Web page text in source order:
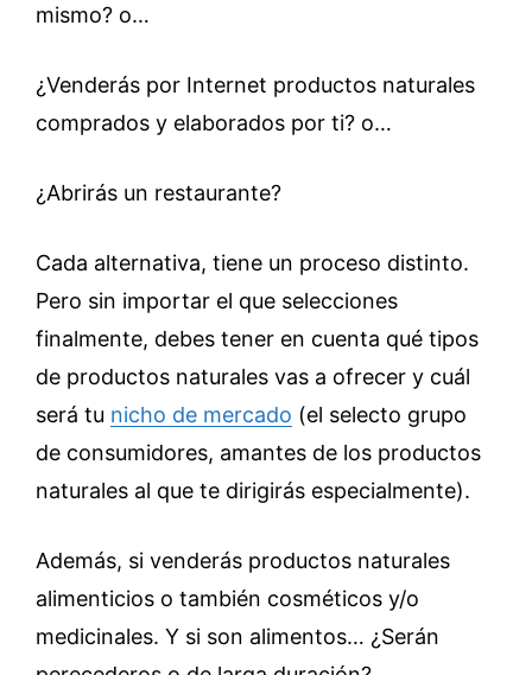
mismo? o…
¿Venderás por Internet productos naturales
comprados y elaborados por ti? o…
¿Abrirás un restaurante?
Cada alternativa, tiene un proceso distinto.
Pero sin importar el que selecciones
finalmente, debes tener en cuenta qué tipos
de productos naturales vas a ofrecer y cuál
será tu nicho de mercado (el selecto grupo
de consumidores, amantes de los productos
naturales al que te dirigirás especialmente).
Además, si venderás productos naturales
alimenticios o también cosméticos y/o
medicinales. Y si son alimentos… ¿Serán